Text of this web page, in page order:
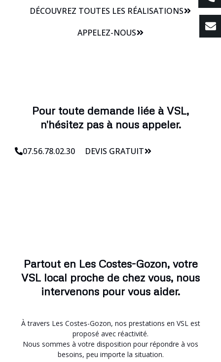
DÉCOUVREZ TOUTES LES RÉALISATIONS
APPELEZ-NOUS
Pour toute demande liée à VSL,
n'hésitez pas à nous appeler.
07.56.78.02.30 DEVIS GRATUIT
Partout en Les Costes-Gozon, votre
VSL local proche de chez vous, nous
intervenons pour vous aider.
À travers Les Costes-Gozon, nos prestations en VSL est
proposé avec réactivité.
Nous sommes à votre disposition pour répondre à vos
besoins, peu importe la situation.